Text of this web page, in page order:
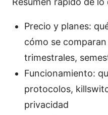
Precio y planes:
cómo se
trimestrales,
Funcionamiento:
protocolos,
privacidad